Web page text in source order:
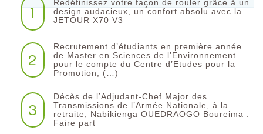
1
Redéfinissez votre façon de rouler grâce à un
design audacieux, un confort absolu avec la
JETOUR X70 V3
2
Recrutement d’étudiants en première année
de Master en Sciences de l’Environnement
pour le compte du Centre d’Etudes pour la
Promotion, (…)
3
Décès de l’Adjudant-Chef Major des
Transmissions de l’Armée Nationale, à la
retraite, Nabikienga OUEDRAOGO Boureima :
Faire part